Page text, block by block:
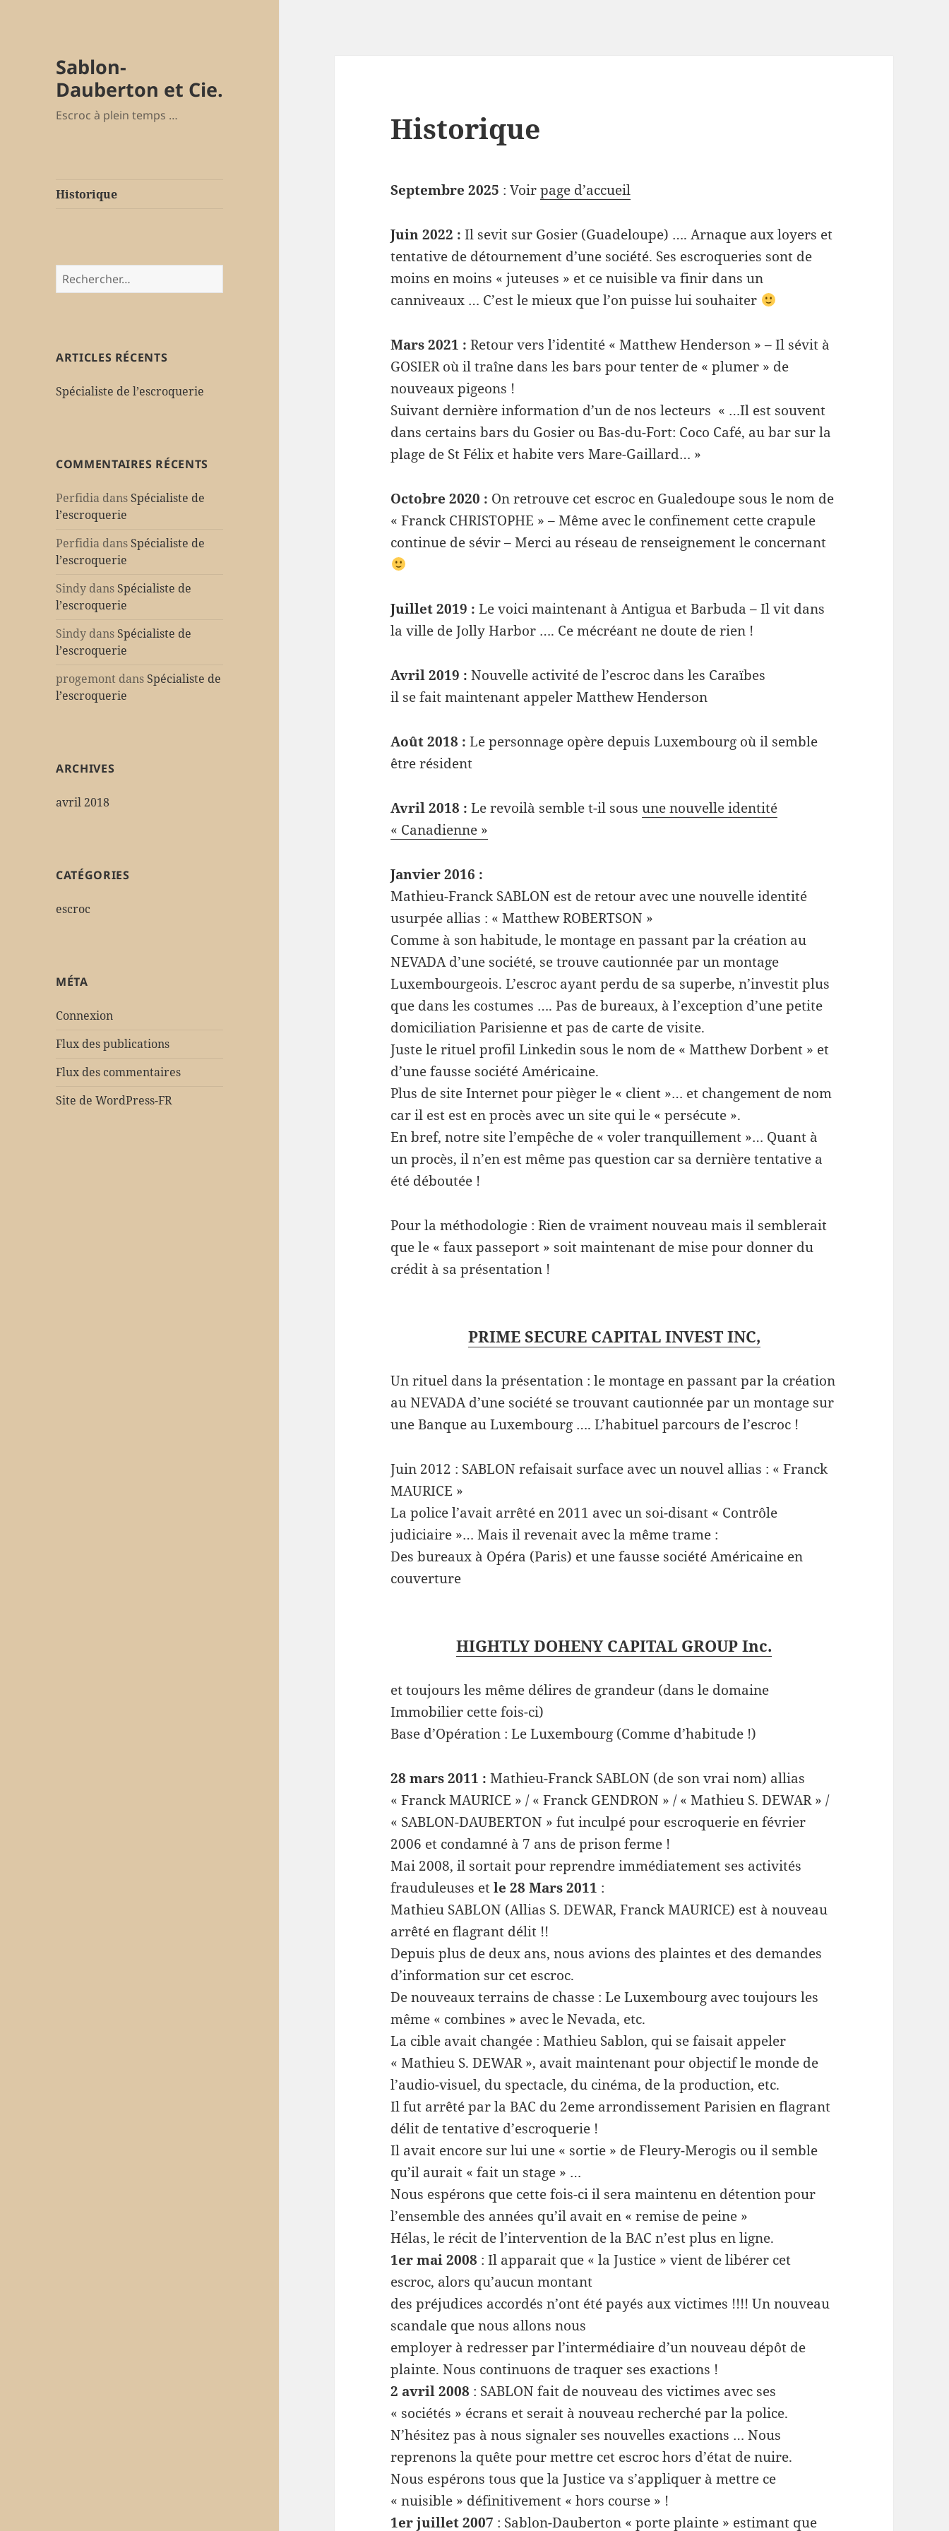
Sablon-
Dauberton et Cie.
Escroc à plein temps …
Historique
Rechercher :
ARTICLES RÉCENTS
Spécialiste de l’escroquerie
COMMENTAIRES RÉCENTS
Perfidia dans Spécialiste de
l’escroquerie
Perfidia dans Spécialiste de
l’escroquerie
Sindy dans Spécialiste de
l’escroquerie
Sindy dans Spécialiste de
l’escroquerie
progemont dans Spécialiste de
l’escroquerie
ARCHIVES
avril 2018
CATÉGORIES
escroc
MÉTA
Connexion
Flux des publications
Flux des commentaires
Site de WordPress-FR
Historique
Septembre 2025 : Voirpage d’accueil
Juin 2022 : Il sevit sur Gosier (Guadeloupe) …. Arnaque aux loyers et
tentative de détournement d’une société. Ses escroqueries sont de
moins en moins « juteuses » et ce nuisible va finir dans un
canniveaux … C’est le mieux que l’on puisse lui souhaiter
Mars 2021 : Retour vers l’identité « Matthew Henderson » – Il sévit à
GOSIER où il traîne dans les bars pour tenter de « plumer » de
nouveaux pigeons !
Suivant dernière information d’un de nos lecteurs « …Il est souvent
dans certains bars du Gosier ou Bas-du-Fort: Coco Café, au bar sur la
plage de St Félix et habite vers Mare-Gaillard… »
Octobre 2020 : On retrouve cet escroc en Gualedoupe sous le nom de
« Franck CHRISTOPHE » – Même avec le confinement cette crapule
continue de sévir – Merci au réseau de renseignement le concernant
Juillet 2019 : Le voici maintenant à Antigua et Barbuda – Il vit dans
la ville de Jolly Harbor …. Ce mécréant ne doute de rien !
Avril 2019 : Nouvelle activité de l’escroc dans les Caraïbes
il se fait maintenant appeler Matthew Henderson
Août 2018 : Le personnage opère depuis Luxembourg où il semble
être résident
Avril 2018 : Le revoilà semble t-il sousune nouvelle identité
« Canadienne »
Janvier 2016 :
Mathieu-Franck SABLON est de retour avec une nouvelle identité
usurpée allias : « Matthew ROBERTSON »
Comme à son habitude, le montage en passant par la création au
NEVADA d’une société, se trouve cautionnée par un montage
Luxembourgeois. L’escroc ayant perdu de sa superbe, n’investit plus
que dans les costumes …. Pas de bureaux, à l’exception d’une petite
domiciliation Parisienne et pas de carte de visite.
Juste le rituel profil Linkedin sous le nom de « Matthew Dorbent » et
d’une fausse société Américaine.
Plus de site Internet pour pièger le « client »… et changement de nom
car il est est en procès avec un site qui le « persécute ».
En bref, notre site l’empêche de « voler tranquillement »… Quant à
un procès, il n’en est même pas question car sa dernière tentative a
été déboutée !
Pour la méthodologie : Rien de vraiment nouveau mais il semblerait
que le « faux passeport » soit maintenant de mise pour donner du
crédit à sa présentation !
PRIME SECURE CAPITAL INVEST INC,
Un rituel dans la présentation : le montage en passant par la création
au NEVADA d’une société se trouvant cautionnée par un montage sur
une Banque au Luxembourg …. L’habituel parcours de l’escroc !
Juin 2012 : SABLON refaisait surface avec un nouvel allias : « Franck
MAURICE »
La police l’avait arrêté en 2011 avec un soi-disant « Contrôle
judiciaire »… Mais il revenait avec la même trame :
Des bureaux à Opéra (Paris) et une fausse société Américaine en
couverture
HIGHTLY DOHENY CAPITAL GROUP Inc.
et toujours les même délires de grandeur (dans le domaine
Immobilier cette fois-ci)
Base d’Opération : Le Luxembourg (Comme d’habitude !)
28 mars 2011 : Mathieu-Franck SABLON (de son vrai nom) allias
« Franck MAURICE » / « Franck GENDRON » / « Mathieu S. DEWAR » /
« SABLON-DAUBERTON » fut inculpé pour escroquerie en février
2006 et condamné à 7 ans de prison ferme !
Mai 2008, il sortait pour reprendre immédiatement ses activités
frauduleuses etle 28 Mars 2011 :
Mathieu SABLON (Allias S. DEWAR, Franck MAURICE) est à nouveau
arrêté en flagrant délit !!
Depuis plus de deux ans, nous avions des plaintes et des demandes
d’information sur cet escroc.
De nouveaux terrains de chasse : Le Luxembourg avec toujours les
même « combines » avec le Nevada, etc.
La cible avait changée : Mathieu Sablon, qui se faisait appeler
« Mathieu S. DEWAR », avait maintenant pour objectif le monde de
l’audio-visuel, du spectacle, du cinéma, de la production, etc.
Il fut arrêté par la BAC du 2eme arrondissement Parisien en flagrant
délit de tentative d’escroquerie !
Il avait encore sur lui une « sortie » de Fleury-Merogis ou il semble
qu’il aurait « fait un stage » …
Nous espérons que cette fois-ci il sera maintenu en détention pour
l’ensemble des années qu’il avait en « remise de peine »
Hélas, le récit de l’intervention de la BAC n’est plus en ligne.
1er mai 2008 : Il apparait que « la Justice » vient de libérer cet
escroc, alors qu’aucun montant
des préjudices accordés n’ont été payés aux victimes !!!! Un nouveau
scandale que nous allons nous
employer à redresser par l’intermédiaire d’un nouveau dépôt de
plainte. Nous continuons de traquer ses exactions !
2 avril 2008 : SABLON fait de nouveau des victimes avec ses
« sociétés » écrans et serait à nouveau recherché par la police.
N’hésitez pas à nous signaler ses nouvelles exactions … Nous
reprenons la quête pour mettre cet escroc hors d’état de nuire.
Nous espérons tous que la Justice va s’appliquer à mettre ce
« nuisible » définitivement « hors course » !
1er juillet 2007 : Sablon-Dauberton « porte plainte » estimant que